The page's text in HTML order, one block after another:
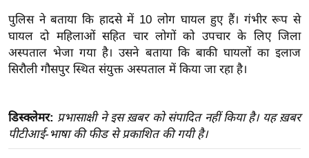
र
मि
सा
ल
बे
मि
सा
पुलिस ने बताया कि हादसे में 10 लोग घायल हुए हैं। गंभीर रूप से
घायल दो महिलाओं सहित चार लोगों को उपचार के लिए जिला
अस्पताल भेजा गया है। उसने बताया कि बाकी घायलों का इलाज
सिरौली गौसपुर स्थित संयुक्त अस्पताल में किया जा रहा है।
डिस्क्लेमर: प्रभासाक्षी ने इस ख़बर को संपादित नहीं किया है। यह ख़बर
पीटीआई-भाषा की फीड से प्रकाशित की गयी है।